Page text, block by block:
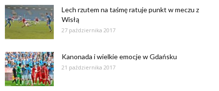
Lech rzutem na taśmę ratuje punkt w meczu z
Wisłą
27 października 2017
Kanonada i wielkie emocje w Gdańsku
21 października 2017